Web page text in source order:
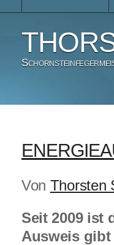
Von Thorsten
Seit 2009 ist
Ausweis gibt